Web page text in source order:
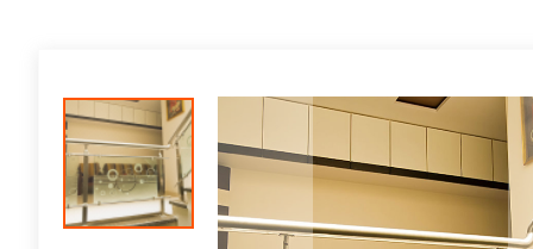
phần
hình
ảnh